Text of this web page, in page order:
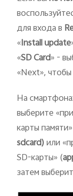
для входа в
«Install update
«SDCard» -
«Next»,
На
выберите
карты
sdcard)или
SD-карты» (
затем